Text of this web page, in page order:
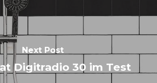
Next Post
Digitradio 30 im Test